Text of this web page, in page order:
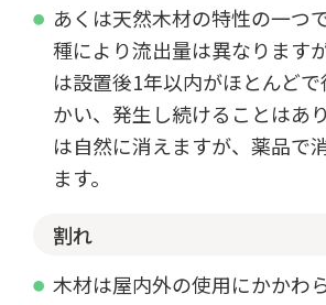
あくは天然木材の特性の一つ
種により流出量は異なります
は設置後1年以内がほとんど
かい、発生し続けることはあ
は自然に消えますが、薬品で
ます。
割れ
木材は屋内外の使用にかかわ